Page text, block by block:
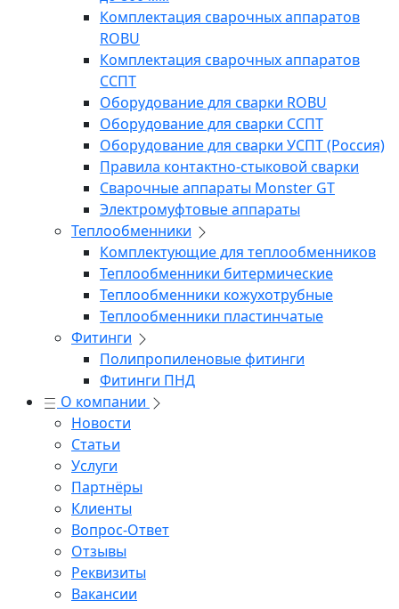
Комплектация сварочных аппаратов
ROBU
Комплектация сварочных аппаратов
ССПТ
Оборудование для сварки ROBU
Оборудование для сварки ССПТ
Оборудование для сварки УСПТ (Россия)
Правила контактно-стыковой сварки
Сварочные аппараты Monster GT
Электромуфтовые аппараты
Теплообменники
Комплектующие для теплообменников
Теплообменники битермические
Теплообменники кожухотрубные
Теплообменники пластинчатые
Фитинги
Полипропиленовые фитинги
Фитинги ПНД
О компании
Новости
Статьи
Услуги
Партнёры
Клиенты
Вопрос-Ответ
Отзывы
Реквизиты
Вакансии